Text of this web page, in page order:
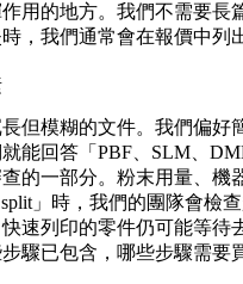
用的地方。我們不需要長
，我們通常會在報價中列
但模糊的文件。我們偏好
能回答「PBF、SLM、
的一部分。粉末用量、機
split」時，我們的團隊會檢查
速列印的零件仍可能等
驟已包含，哪些步驟需要